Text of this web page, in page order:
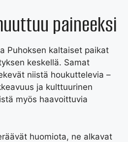
paineeksi
Puhoksen kaltaiset paikat
keskellä. Samat
niistä houkuttelevia –
ja kulttuurinen
myös haavoittuvia
huomiota, ne alkavat